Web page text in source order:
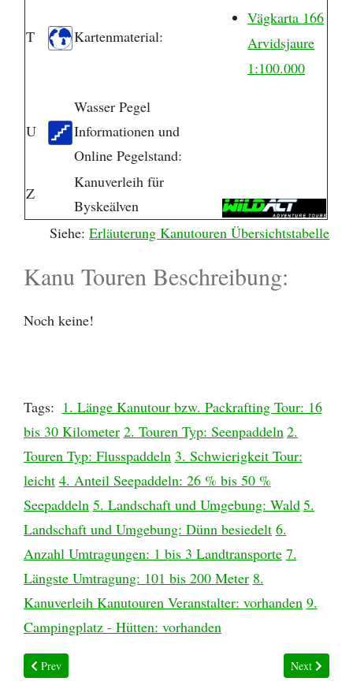
T Kartenmaterial:
Vägkarta 166
Arvidsjaure
1:100.000
U
Wasser Pegel
Informationen und
Online Pegelstand:
Z
Kanuverleih für
Byskeälven
Siehe: Erläuterung Kanutouren Übersichtstabelle
Kanu Touren Beschreibung:
Noch keine!
Tags: 1. Länge Kanutour bzw. Packrafting Tour: 16
bis 30 Kilometer 2. Touren Typ: Seenpaddeln 2.
Touren Typ: Flusspaddeln 3. Schwierigkeit Tour:
leicht 4. Anteil Seepaddeln: 26 % bis 50 %
Seepaddeln 5. Landschaft und Umgebung: Wald5.
Landschaft und Umgebung: Dünn besiedelt 6.
Anzahl Umtragungen: 1 bis 3 Landtransporte 7.
Längste Umtragung: 101 bis 200 Meter 8.
Kanuverleih Kanutouren Veranstalter: vorhanden 9.
Campingplatz - Hütten: vorhanden
Previous article: Kanutour Riebnes
Prev Next article:
Next